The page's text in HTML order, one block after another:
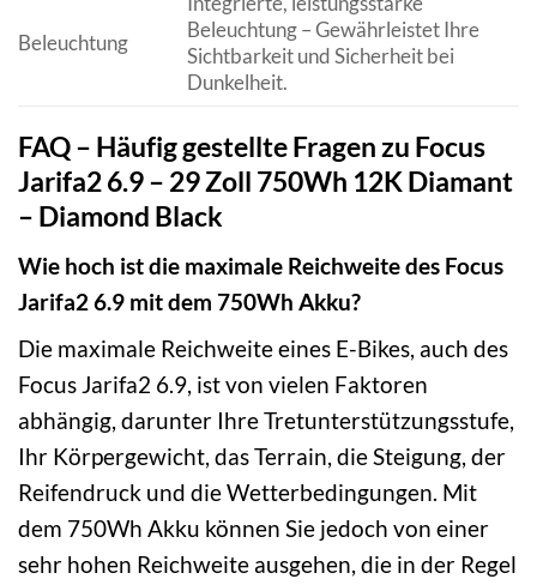
Beleuchtung
Beleuchtung – Gewährleistet Ihre
Sichtbarkeit und Sicherheit bei
Dunkelheit.
FAQ – Häufig gestellte Fragen zu Focus
Jarifa2 6.9 – 29 Zoll 750Wh 12K Diamant
– Diamond Black
Wie hoch ist die maximale Reichweite des Focus
Jarifa2 6.9 mit dem 750Wh Akku?
Die maximale Reichweite eines E-Bikes, auch des
Focus Jarifa2 6.9, ist von vielen Faktoren
abhängig, darunter Ihre Tretunterstützungsstufe,
Ihr Körpergewicht, das Terrain, die Steigung, der
Reifendruck und die Wetterbedingungen. Mit
dem 750Wh Akku können Sie jedoch von einer
sehr hohen Reichweite ausgehen, die in der Regel